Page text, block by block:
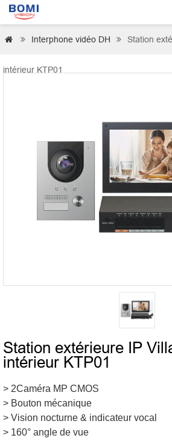
  Interphone vidéo DH  Station
intérieur KTP01
Station extérieure IP
intérieur KTP01
> 2Caméra MP CMOS
> Bouton mécanique
> Vision nocturne & indicateur vocal
> 160° angle de vue